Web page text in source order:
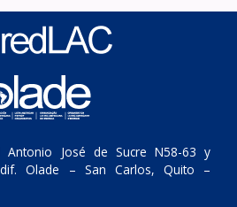
Antonio José de Sucre N58-63 y
Olade – San Carlos, Quito –